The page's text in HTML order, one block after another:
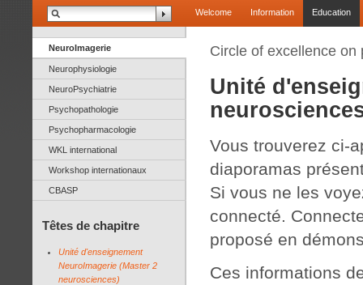
Welcome Information Education
NeuroImagerie
Neurophysiologie
NeuroPsychiatrie
Psychopathologie
Psychopharmacologie
WKL international
Workshop internationaux
CBASP
Têtes de chapitre
Unité d'enseignement
NeuroImagerie (Master 2
neurosciences)
Circle of excellence on
Unité
Vous trouverez ci-
diaporamas
Si vous ne les
connecté.
proposé en
Ces informations